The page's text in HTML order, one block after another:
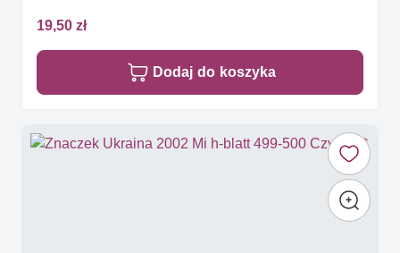
19,50 zł
Dodaj do koszyka